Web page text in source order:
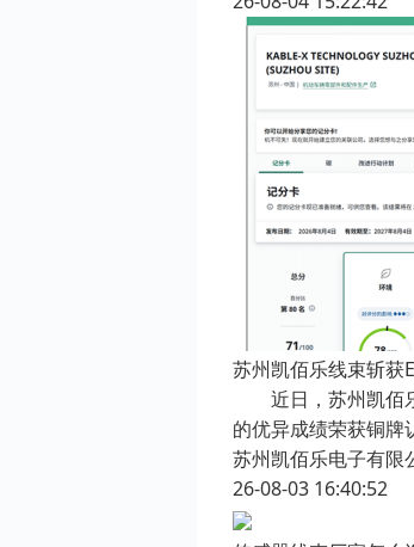
苏州凯佰乐线束斩获
近日，苏州凯佰乐
的优异成绩荣获铜
苏州凯佰乐电子有限
26-08-03 16:40:52